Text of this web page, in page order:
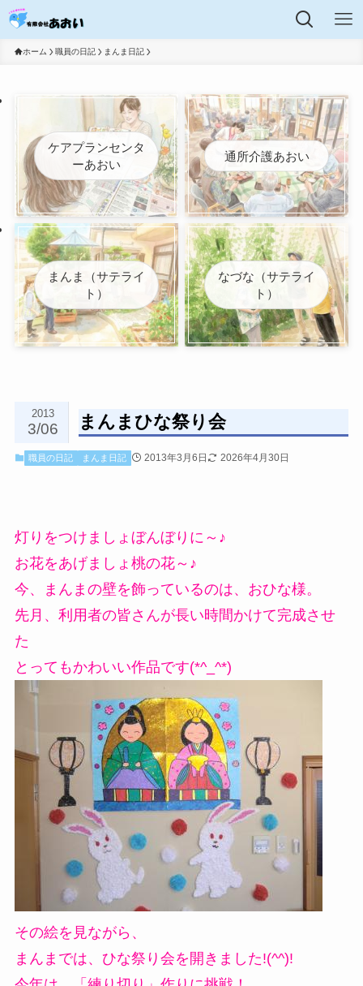
ホーム 職員の日記 まんま日記
ケアプランセンタ
ーあおい
通所介護あおい
まんま（サテライ
ト）
なづな（サテライ
ト）
まんまひな祭り会
2013
3/06
職員の日記 まんま日記 2013年3月6日 2026年4月30日
灯りをつけましょぼんぼりに～♪
お花をあげましょ桃の花～♪
今、まんまの壁を飾っているのは、おひな様。
先月、利用者の皆さんが長い時間かけて完成させ
た
とってもかわいい作品です(*^_^*)
その絵を見ながら、
まんまでは、ひな祭り会を開きました!(^^)!